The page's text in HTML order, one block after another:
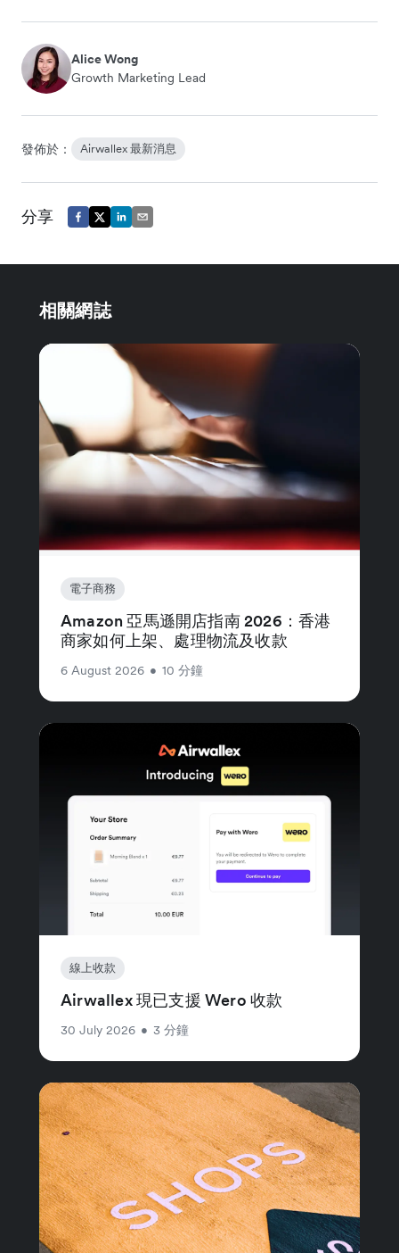
Alice Wong
Growth Marketing Lead
發佈於： Airwallex 最新消息
分享
相關網誌
電子商務
Amazon 亞馬遜開店指南 2026：香港
商家如何上架、處理物流及收款
6 August 2026 • 10 分鐘
線上收款
Airwallex 現已支援 Wero 收款
30 July 2026 • 3 分鐘